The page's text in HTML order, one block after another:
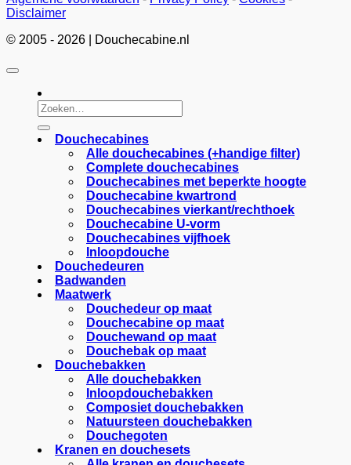
Disclaimer
© 2005 - 2026 | Douchecabine.nl
Zoeken
naar:
Douchecabines
Alle douchecabines (+handige filter)
Complete douchecabines
Douchecabines met beperkte hoogte
Douchecabine kwartrond
Douchecabines vierkant/rechthoek
Douchecabine U-vorm
Douchecabines vijfhoek
Inloopdouche
Douchedeuren
Badwanden
Maatwerk
Douchedeur op maat
Douchecabine op maat
Douchewand op maat
Douchebak op maat
Douchebakken
Alle douchebakken
Inloopdouchebakken
Composiet douchebakken
Natuursteen douchebakken
Douchegoten
Kranen en douchesets